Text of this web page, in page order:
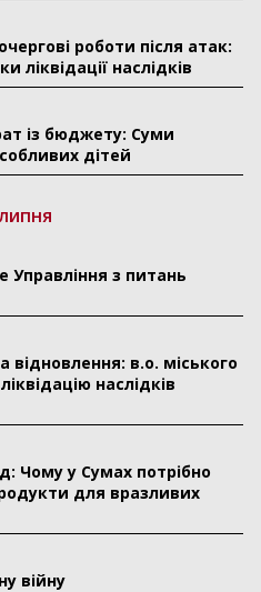
роботи після атак:
ліквідації наслідків
із бюджету: Суми
дітей
Управління з питань
відновлення: в.о. міського
наслідків
Чому у Сумах потрібно
для вразливих
війну